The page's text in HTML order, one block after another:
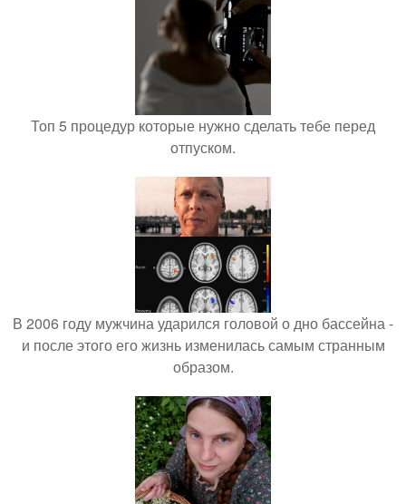
Топ 5 процедур которые нужно сделать тебе перед
отпуском.
В 2006 году мужчина ударился головой о дно бассейна -
и после этого его жизнь изменилась самым странным
образом.